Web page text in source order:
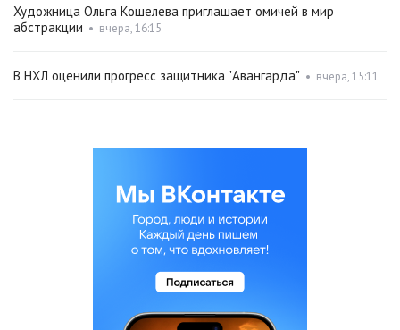
Художница Ольга Кошелева приглашает омичей в мир
абстракции • вчера, 16:15
В НХЛ оценили прогресс защитника "Авангарда" • вчера, 15:11